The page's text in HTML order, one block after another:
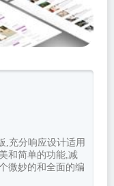
,充分响应设计适用
和简单的功能,减
微妙的和全面的编